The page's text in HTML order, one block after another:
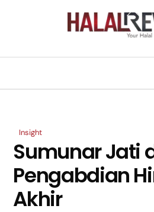
Sumunar Jati
Pengabdian
Akhir
Insight
To
Top